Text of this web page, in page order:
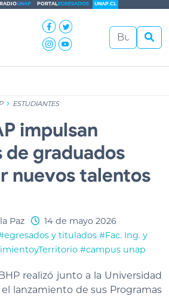
RADIOUNAP PORTALEGRESADOS UNAP.CL
ESTUDIANTES
impulsan
de graduados
nuevos talentos
Paz
14 de mayo 2026
y titulados #Fac. Ing. y
#campus unap
realizó junto a la Universidad
lanzamiento de sus Programas